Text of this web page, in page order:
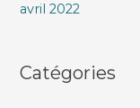
avril 2022
Catégories